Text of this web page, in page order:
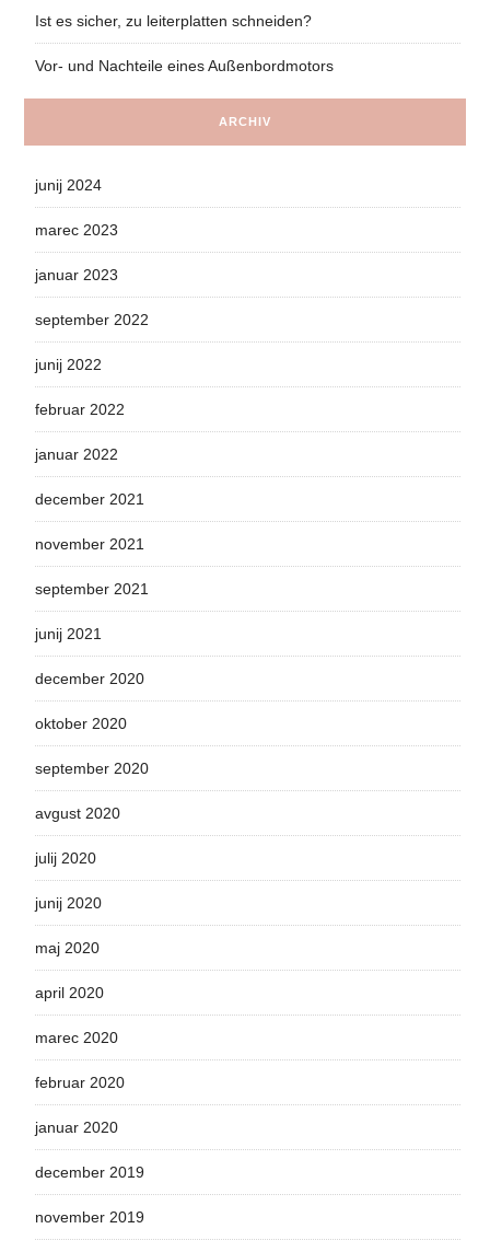
Ist es sicher, zu leiterplatten schneiden?
Vor- und Nachteile eines Außenbordmotors
ARCHIV
junij 2024
marec 2023
januar 2023
september 2022
junij 2022
februar 2022
januar 2022
december 2021
november 2021
september 2021
junij 2021
december 2020
oktober 2020
september 2020
avgust 2020
julij 2020
junij 2020
maj 2020
april 2020
marec 2020
februar 2020
januar 2020
december 2019
november 2019